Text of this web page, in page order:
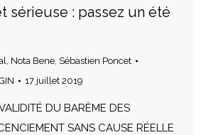
sérieuse : passez un été
Nota Bene Sébastien Poncet
17 juillet 2019
DU BARÈME DES
SANS CAUSE RÉELLE